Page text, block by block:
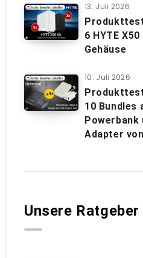
13. Juli 2026
6 HYTE
Gehäuse
10. Juli 2026
10 Bundles
Powerbank
Adapter
Unsere Ratgeber